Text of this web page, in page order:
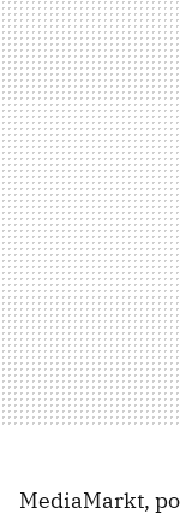
MediaMarkt,